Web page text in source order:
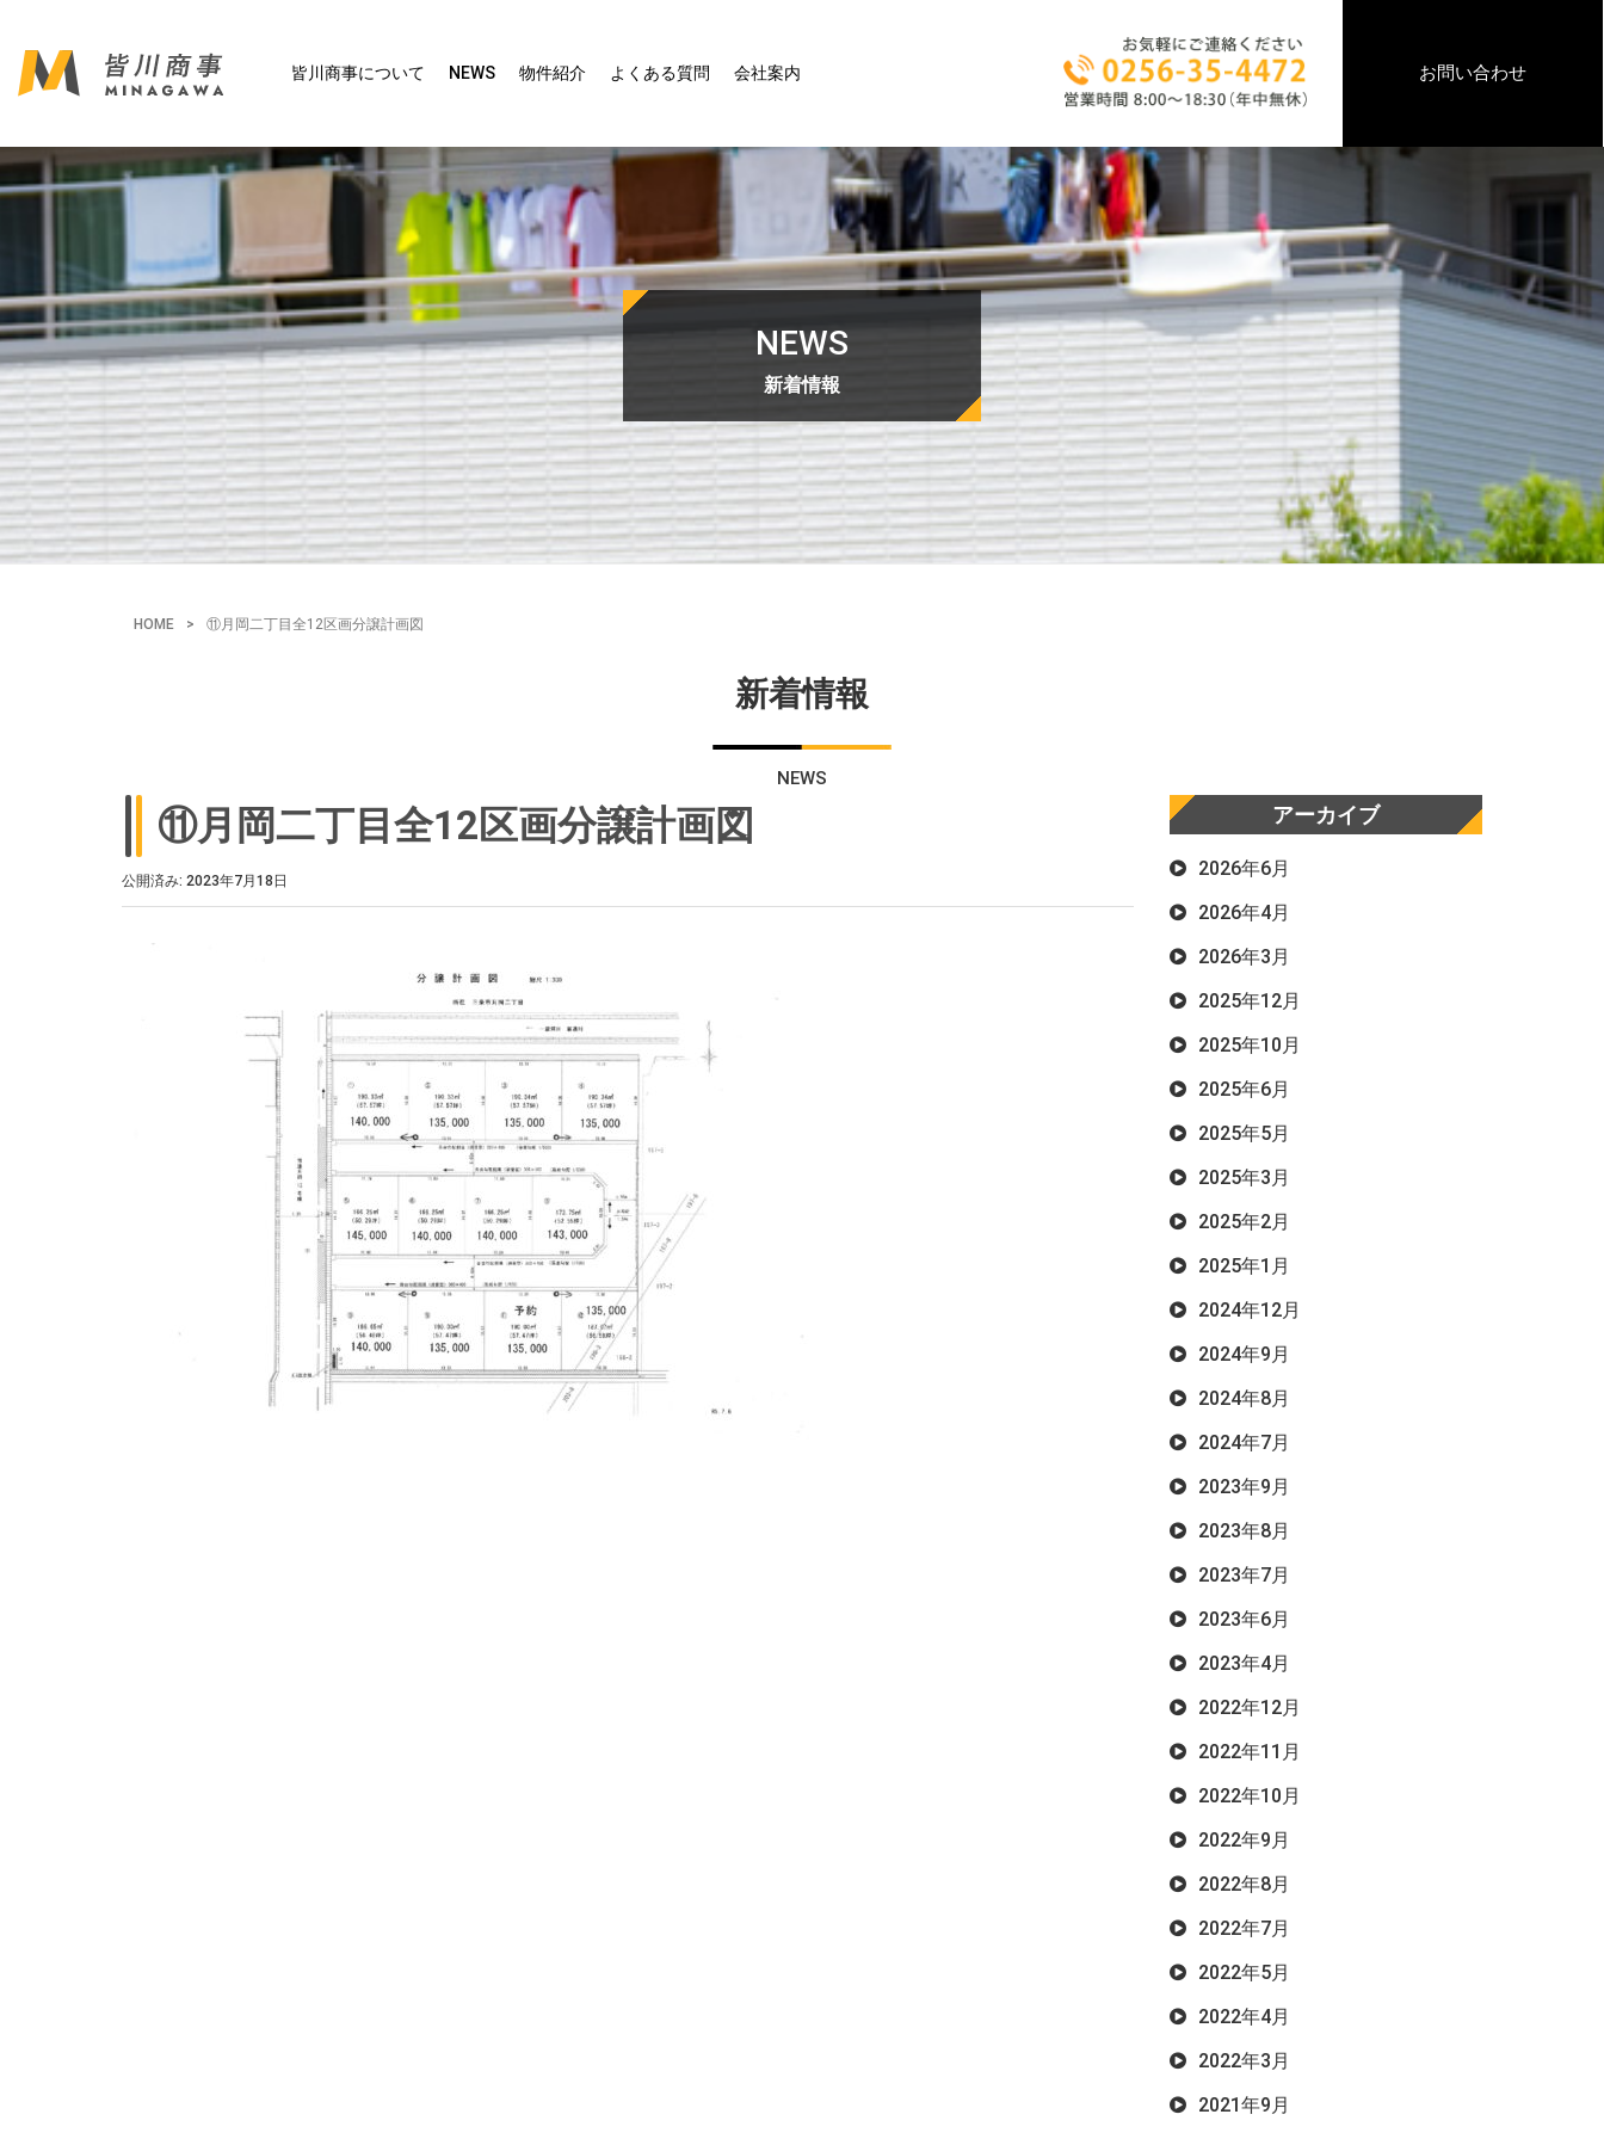
皆川商事について NEWS 物件紹介 よくある質問 会社案内 お問い合わせ
NEWS
新着情報
HOME > ⑪月岡二丁目全12区画分譲計画図
新着情報
NEWS
⑪月岡二丁目全12区画分譲計画図
公開済み: 2023年7月18日
アーカイブ
2026年6月
2026年4月
2026年3月
2025年12月
2025年10月
2025年6月
2025年5月
2025年3月
2025年2月
2025年1月
2024年12月
2024年9月
2024年8月
2024年7月
2023年9月
2023年8月
2023年7月
2023年6月
2023年4月
2022年12月
2022年11月
2022年10月
2022年9月
2022年8月
2022年7月
2022年5月
2022年4月
2022年3月
2021年9月